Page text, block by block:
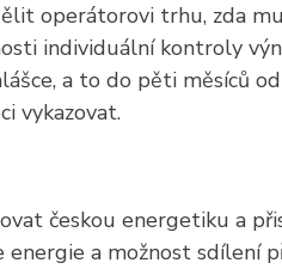
operátorovi trhu, zda
individuální kontroly
a to do pěti měsíců
vykazovat.
českou energetiku a
a možnost sdílení